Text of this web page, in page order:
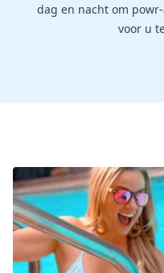
dag en nacht om
voor u